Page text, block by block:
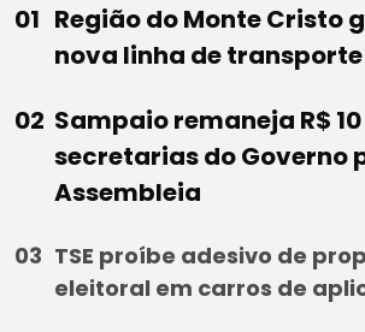
Região do Monte Cristo
nova linha de
Sampaio remaneja R$
secretarias do Governo
Assembleia
TSE proíbe adesivo de
eleitoral em carros de